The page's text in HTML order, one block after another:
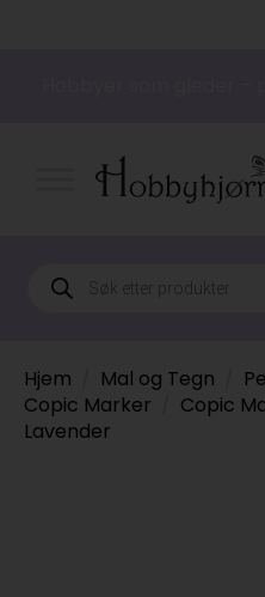
Products
search
Hjem Mal og Tegn
Copic Marker
Copic
Lavender